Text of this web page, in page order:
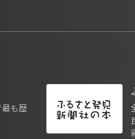
も歴